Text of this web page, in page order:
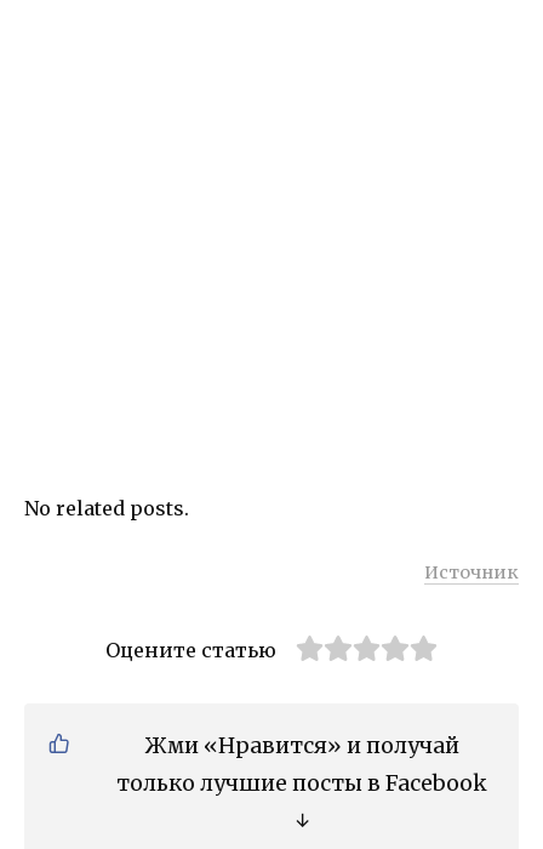
No related posts.
Источник
Оцените статью
Жми «Нравится» и получай
только лучшие посты в Facebook
↓